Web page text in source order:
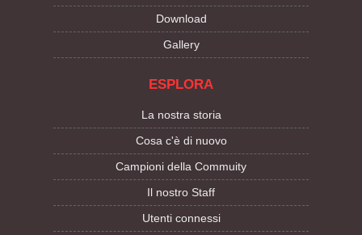
Download
Gallery
ESPLORA
La nostra storia
Cosa c'è di nuovo
Campioni della Commuity
Il nostro Staff
Utenti connessi